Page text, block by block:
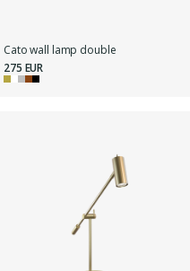
Cato wall lamp double
275 EUR